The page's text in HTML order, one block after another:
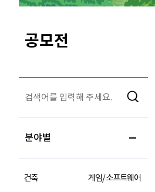
공모전
분야별
건축
게임/소프트웨어